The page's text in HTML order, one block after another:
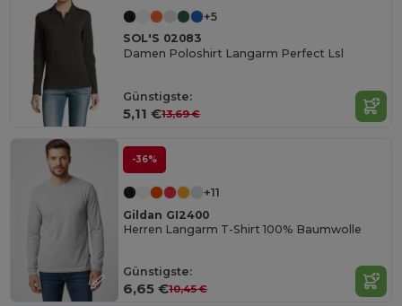
+5
SOL'S 02083
Damen Poloshirt Langarm Perfect Lsl
Günstigste:
5,11 €13,69 €
-36%
+11
Gildan GI2400
Herren Langarm T-Shirt 100% Baumwolle
Günstigste:
6,65 €10,45 €